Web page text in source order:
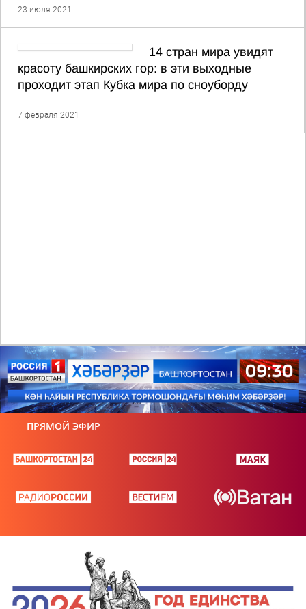
23 июля 2021
14 стран мира увидят
красоту башкирских гор: в эти выходные
проходит этап Кубка мира по сноуборду
7 февраля 2021
ПРЯМОЙ ЭФИР